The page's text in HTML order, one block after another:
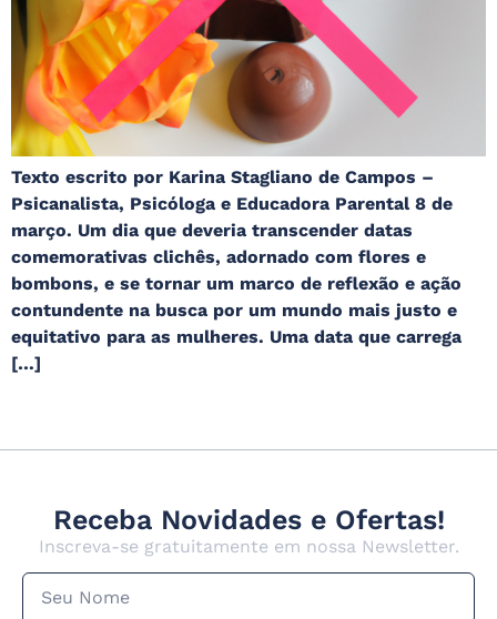
Texto escrito por Karina Stagliano de Campos –
Psicanalista, Psicóloga e Educadora Parental 8 de
março. Um dia que deveria transcender datas
comemorativas clichês, adornado com flores e
bombons, e se tornar um marco de reflexão e ação
contundente na busca por um mundo mais justo e
equitativo para as mulheres. Uma data que carrega
[…]
Receba Novidades e Ofertas!
Inscreva-se gratuitamente em nossa Newsletter.